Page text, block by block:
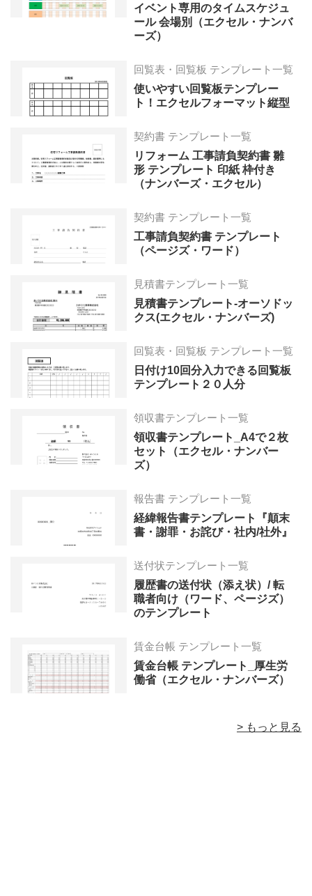
イベント専用のタイムスケジュ
ール 会場別（エクセル・ナンバ
ーズ）
回覧表・回覧板 テンプレート一覧
使いやすい回覧板テンプレー
ト！エクセルフォーマット縦型
契約書 テンプレート一覧
リフォーム 工事請負契約書 雛
形 テンプレート 印紙 枠付き
（ナンバーズ・エクセル）
契約書 テンプレート一覧
工事請負契約書 テンプレート
（ページズ・ワード）
見積書テンプレート一覧
見積書テンプレート-オーソドッ
クス(エクセル・ナンバーズ)
回覧表・回覧板 テンプレート一覧
日付け10回分入力できる回覧板
テンプレート２０人分
領収書テンプレート一覧
領収書テンプレート_A4で２枚
セット（エクセル・ナンバー
ズ）
報告書 テンプレート一覧
経緯報告書テンプレート『顛末
書・謝罪・お詫び・社内/社外』
送付状テンプレート一覧
履歴書の送付状（添え状）/ 転
職者向け（ワード、ページズ）
のテンプレート
賃金台帳 テンプレート一覧
賃金台帳 テンプレート_厚生労
働省（エクセル・ナンバーズ）
> もっと見る